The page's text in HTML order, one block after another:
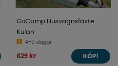
GoCamp Husvagnsfäste
Kulan
4-9 dagar
629 kr KÖP!